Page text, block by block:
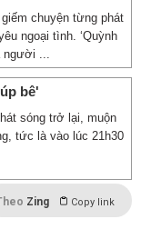
chuyện từng phát
ngoại tình. ‘Quỳnh
người ...
bê'
sóng trở lại, muộn
tức là vào lúc 21h30
Zing Copy link